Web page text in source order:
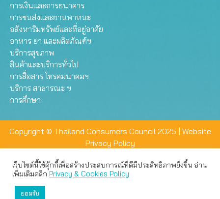
การเงินและการธนาคาร
การขนส่งและยานพาหนะ
อสังหาริมทรัพย์และที่อยู่อาศัย
อาหาร ยา และผลิตภัณฑ์ฯ
บริการสุขภาพ
สินค้าและบริการทั่วไป
การสื่อสาร โทรคมนาคมฯ
บริการ สาธารณะ ฯ
การศึกษา
Copyright © Thailand Consumers Council 2025 | Website
Privacy Policy
เว็บไซต์นี้ใช้คุ้กกี้เพื่อสร้างประสบการณ์ที่ดีมีประสิทธิภาพยิ่งขึ้น อ่าน
เพิ่มเติมคลิกPrivacy & Cookies Policy
ยอมรับ
เว็บไซต์นี้ใช้คุกกี้เพื่อมอบประสบการณ์การใช้งานที่ดีให้แก่ท่าน คุณ
สามารถเลือกตั้งค่าความเป็นส่วนตัวได้